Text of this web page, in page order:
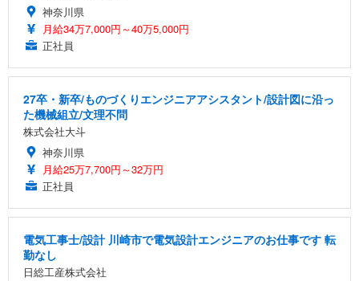
神奈川県
月給34万7,000円～40万5,000円
正社員
27卒・新卒/ものづくりエンジニアアシスタント/設計図に沿っ
た機械組立/文理不問
株式会社大斗
神奈川県
月給25万7,700円～32万円
正社員
電気工事士/設計 川崎市で電気設計エンジニアのお仕事です 転
勤なし
日総工産株式会社